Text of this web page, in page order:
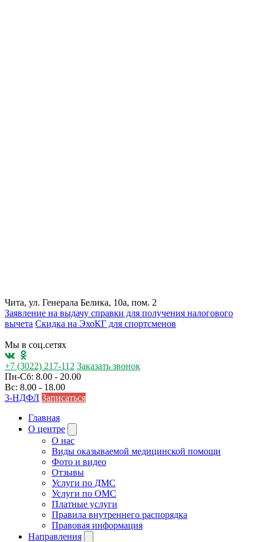
Чита, ул. Генерала Белика, 10а, пом. 2
Заявление на выдачу справки для получения налогового
вычета Cкидка на ЭхоКГ для спортсменов
Мы в соц.сетях
+7 (3022) 217-112 Заказать звонок
Пн-Сб: 8.00 - 20.00
Вс: 8.00 - 18.00
3-НДФЛ Записаться
Главная
О центре
О нас
Виды оказываемой медицинской помощи
Фото и видео
Отзывы
Услуги по ДМС
Услуги по ОМС
Платные услуги
Правила внутреннего распорядка
Правовая информация
Направления